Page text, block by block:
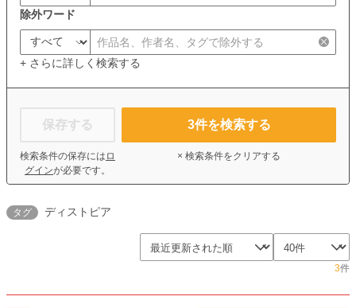
除外ワード
+ さらに詳しく検索する
保存する
検索条件の保存には ロ
グインが必要です。
3件を検索する
× 検索条件をクリアする
タグ ディストピア
3件